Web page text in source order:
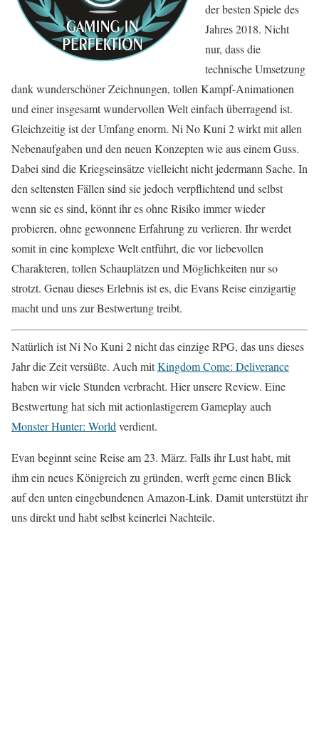
der besten Spiele des
Jahres 2018. Nicht
nur, dass die
technische Umsetzung
dank wunderschöner Zeichnungen, tollen Kampf-Animationen
und einer insgesamt wundervollen Welt einfach überragend ist.
Gleichzeitig ist der Umfang enorm. Ni No Kuni 2 wirkt mit allen
Nebenaufgaben und den neuen Konzepten wie aus einem Guss.
Dabei sind die Kriegseinsätze vielleicht nicht jedermann Sache. In
den seltensten Fällen sind sie jedoch verpflichtend und selbst
wenn sie es sind, könnt ihr es ohne Risiko immer wieder
probieren, ohne gewonnene Erfahrung zu verlieren. Ihr werdet
somit in eine komplexe Welt entführt, die vor liebevollen
Charakteren, tollen Schauplätzen und Möglichkeiten nur so
strotzt. Genau dieses Erlebnis ist es, die Evans Reise einzigartig
macht und uns zur Bestwertung treibt.
Natürlich ist Ni No Kuni 2 nicht das einzige RPG, das uns dieses
Jahr die Zeit versüßte. Auch mitKingdom Come: Deliverance
haben wir viele Stunden verbracht. Hier unsere Review. Eine
Bestwertung hat sich mit actionlastigerem Gameplay auch
Monster Hunter: World verdient.
Evan beginnt seine Reise am 23. März. Falls ihr Lust habt, mit
ihm ein neues Königreich zu gründen, werft gerne einen Blick
auf den unten eingebundenen Amazon-Link. Damit unterstützt ihr
uns direkt und habt selbst keinerlei Nachteile.